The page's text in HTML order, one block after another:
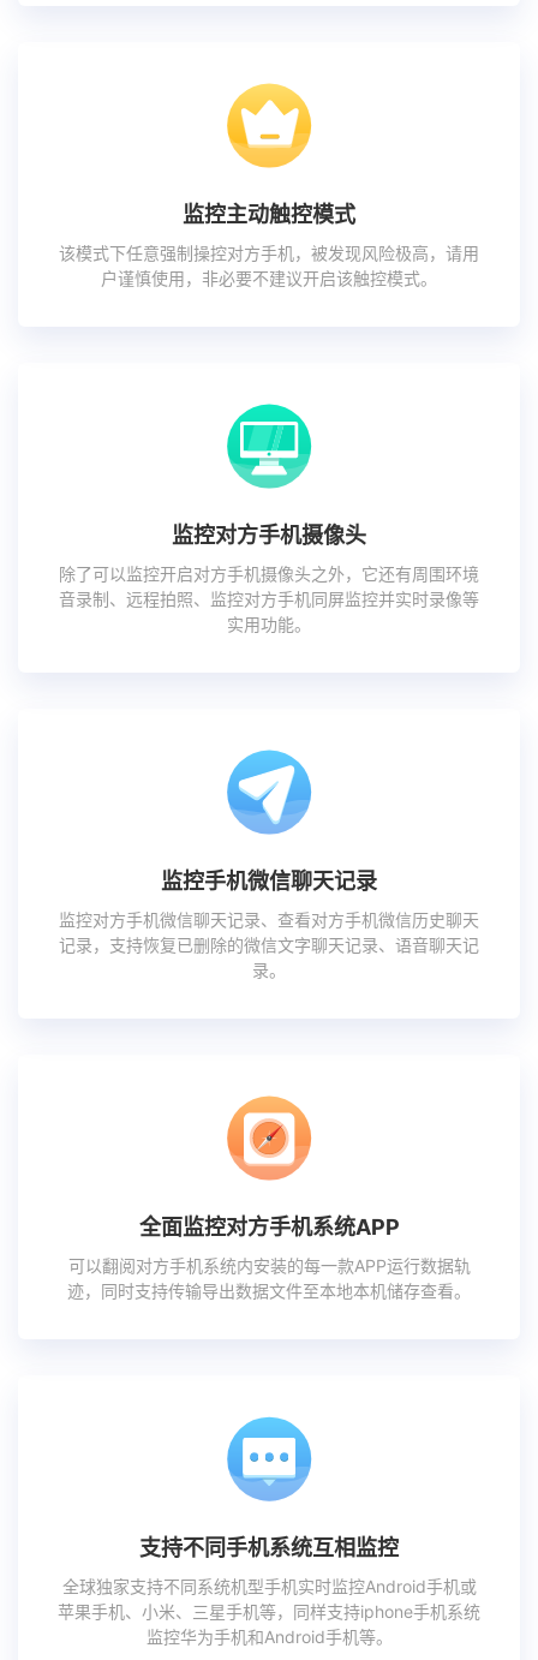
监控主动触控模式
该模式下任意强制操控对方手机，被发现风险极高，请用
户谨慎使用，非必要不建议开启该触控模式。
监控对方手机摄像头
除了可以监控开启对方手机摄像头之外，它还有周围环境
音录制、远程拍照、监控对方手机同屏监控并实时录像等
实用功能。
监控手机微信聊天记录
监控对方手机微信聊天记录、查看对方手机微信历史聊天
记录，支持恢复已删除的微信文字聊天记录、语音聊天记
录。
全面监控对方手机系统APP
可以翻阅对方手机系统内安装的每一款APP运行数据轨
迹，同时支持传输导出数据文件至本地本机储存查看。
支持不同手机系统互相监控
全球独家支持不同系统机型手机实时监控Android手机或
苹果手机、小米、三星手机等，同样支持iphone手机系统
监控华为手机和Android手机等。